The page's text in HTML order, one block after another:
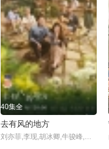
40集全
去有风的地方
刘亦菲,李现,胡冰卿,牛骏峰,吴彦姝,董晴,范帅琦,马梦唯,赵子琪,马伯全,杨昆,崔奕,傅迦,张磊,郝文婷,赵培琳,李伟龙,涂松岩,郝平,龚蓓苾,姚安娜,史彭元,刘美含,焦刚,赵婧祎,徐子力,陈笑含,彭必瑶,王天宇,程媛媛,程子昕